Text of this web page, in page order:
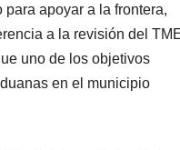
apoyar a la frontera,
a la revisión del
uno de los objetivos
en el municipio